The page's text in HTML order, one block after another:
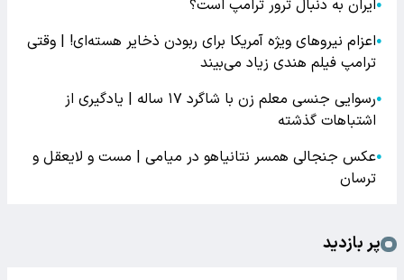
●ایران به دنبال ترور ترامپ است؟
●اعزام نیروهای ویژه آمریکا برای ربودن ذخایر هسته‌ای! | وقتی
ترامپ فیلم هندی زیاد می‌بیند
●
رسوایی جنسی معلم زن با شاگرد ۱۷ ساله | یادگیری از
اشتباهات گذشته
●عکس جنجالی همسر نتانیاهو در میامی | مست و لایعقل و
ترسان
پر بازدید